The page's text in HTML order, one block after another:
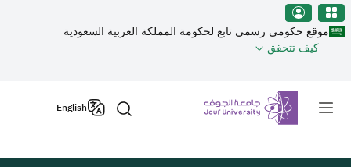
منطقة الجوف-جامعة الجوف
تجاوز إلى المحتوى الرئيسي
موقع حكومي رسمي تابع لحكومة المملكة العربية السعودية
كيف تتحقق
Primary menu
English